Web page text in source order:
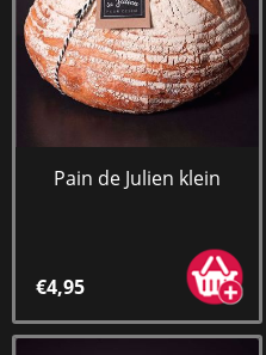
Pain de Julien klein
€4,95